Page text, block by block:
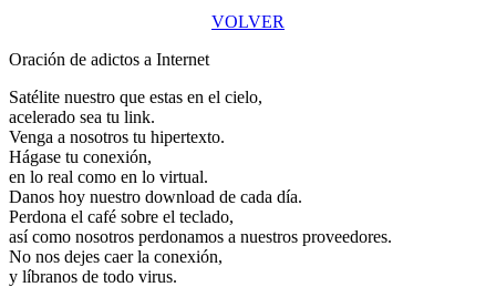
VOLVER
Oración de adictos a Internet
Satélite nuestro que estas en el cielo,
acelerado sea tu link.
Venga a nosotros tu hipertexto.
Hágase tu conexión,
en lo real como en lo virtual.
Danos hoy nuestro download de cada día.
Perdona el café sobre el teclado,
así como nosotros perdonamos a nuestros proveedores.
No nos dejes caer la conexión,
y líbranos de todo virus.